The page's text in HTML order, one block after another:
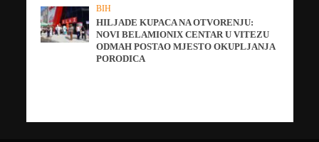
BIH
HILJADE KUPACA NA OTVORENJU:
NOVI BELAMIONIX CENTAR U VITEZU
ODMAH POSTAO MJESTO OKUPLJANJA
PORODICA